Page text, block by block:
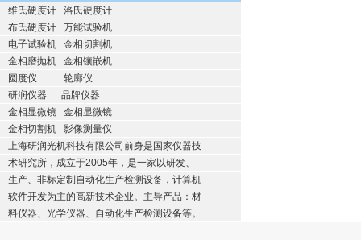
维氏硬度计
洛氏硬度计
布氏硬度计
万能试验机
电子试验机
金相切割机
金相磨抛机
金相镶嵌机
圆度仪
轮廓仪
研润仪器
品牌仪器
金相显微镜
金相显微镜
金相切割机
影像测量仪
上海研润光机科技有限公司前身是国家仪器技
术研究所，成立于2005年，是一家以研发、
生产、非标定制自动化生产检测设备，计算机
软件开发为主的高新技术企业。主导产品：材
料仪器、光学仪器、自动化生产检测设备等。